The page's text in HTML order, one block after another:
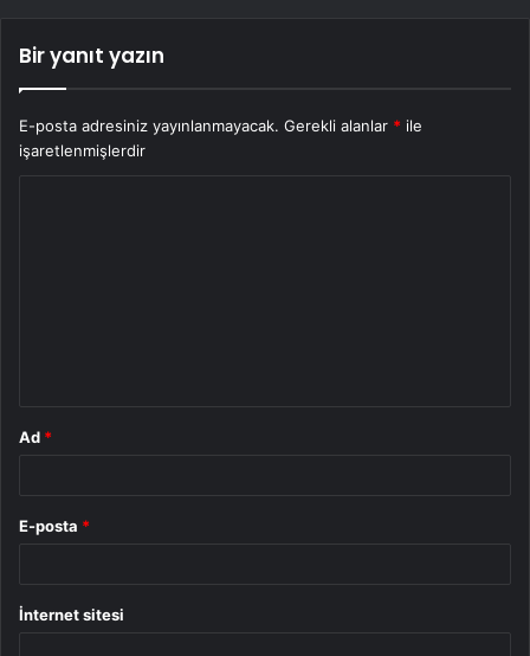
Bir yanıt yazın
E-posta adresiniz yayınlanmayacak. Gerekli alanlar * ile
işaretlenmişlerdir
Ad *
E-posta *
İnternet sitesi